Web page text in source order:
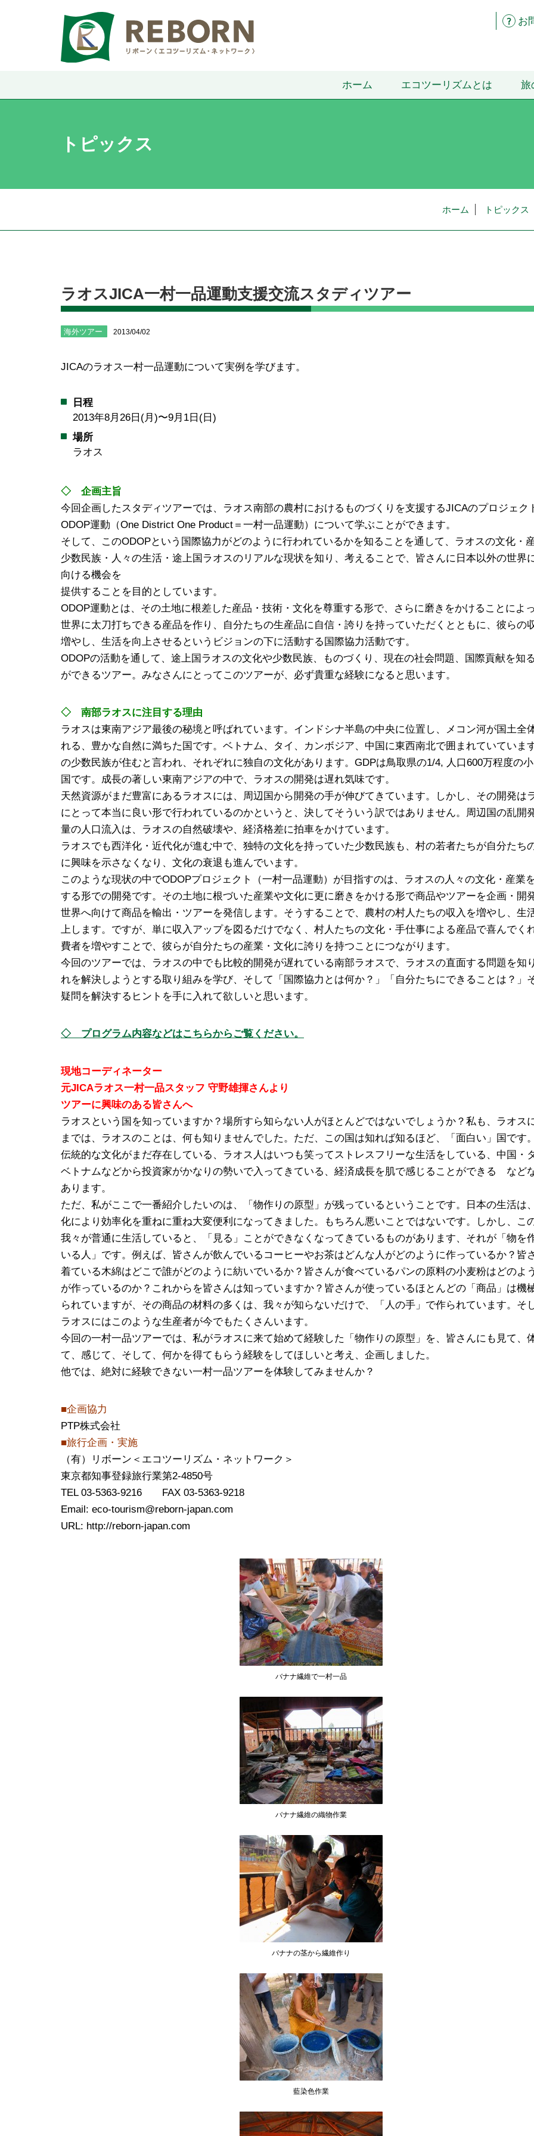
お
ホーム エコツーリズムとは 旅
トピックス
ホーム トピックス
ラオスJICA一村一品運動支援交流スタディツアー
海外ツアー 2013/04/02
JICAのラオス一村一品運動について実例を学びます。
日程
2013年8月26日(月)〜9月1日(日)
場所
ラオス
◇ 企画主旨
今回企画したスタディツアーでは、ラオス南部の農村におけるものづくりを支援するJICAのプロジェク
ODOP運動（One District One Product＝一村一品運動）について学ぶことができます。
そして、このODOPという国際協力がどのように行われているかを知ることを通して、ラオスの文化・
少数民族・人々の生活・途上国ラオスのリアルな現状を知り、考えることで、皆さんに日本以外の世界
向ける機会を
提供することを目的としています。
ODOP運動とは、その土地に根差した産品・技術・文化を尊重する形で、さらに磨きをかけることによ
世界に太刀打ちできる産品を作り、自分たちの生産品に自信・誇りを持っていただくとともに、彼らの
増やし、生活を向上させるというビジョンの下に活動する国際協力活動です。
ODOPの活動を通して、途上国ラオスの文化や少数民族、ものづくり、現在の社会問題、国際貢献を知
ができるツアー。みなさんにとってこのツアーが、必ず貴重な経験になると思います。
◇ 南部ラオスに注目する理由
ラオスは東南アジア最後の秘境と呼ばれています。インドシナ半島の中央に位置し、メコン河が国土全
れる、豊かな自然に満ちた国です。ベトナム、タイ、カンボジア、中国に東西南北で囲まれていていま
の少数民族が住むと言われ、それぞれに独自の文化があります。GDPは鳥取県の1/4, 人口600万程度の
国です。成長の著しい東南アジアの中で、ラオスの開発は遅れ気味です。
天然資源がまだ豊富にあるラオスには、周辺国から開発の手が伸びてきています。しかし、その開発は
にとって本当に良い形で行われているのかというと、決してそういう訳ではありません。周辺国の乱開
量の人口流入は、ラオスの自然破壊や、経済格差に拍車をかけています。
ラオスでも西洋化・近代化が進む中で、独特の文化を持っていた少数民族も、村の若者たちが自分たち
に興味を示さなくなり、文化の衰退も進んでいます。
このような現状の中でODOPプロジェクト（一村一品運動）が目指すのは、ラオスの人々の文化・産業
する形での開発です。その土地に根づいた産業や文化に更に磨きをかける形で商品やツアーを企画・開
世界へ向けて商品を輸出・ツアーを発信します。そうすることで、農村の村人たちの収入を増やし、生
上します。ですが、単に収入アップを図るだけでなく、村人たちの文化・手仕事による産品で喜んでく
費者を増やすことで、彼らが自分たちの産業・文化に誇りを持つことにつながります。
今回のツアーでは、ラオスの中でも比較的開発が遅れている南部ラオスで、ラオスの直面する問題を知
れを解決しようとする取り組みを学び、そして「国際協力とは何か？」「自分たちにできることは？」
疑問を解決するヒントを手に入れて欲しいと思います。
◇ プログラム内容などはこちらからご覧ください。
現地コーディネーター
元JICAラオス一村一品スタッフ 守野雄揮さんより
ツアーに興味のある皆さんへ
ラオスという国を知っていますか？場所すら知らない人がほとんどではないでしょうか？私も、ラオス
までは、ラオスのことは、何も知りませんでした。ただ、この国は知れば知るほど、「面白い」国です
伝統的な文化がまだ存在している、ラオス人はいつも笑ってストレスフリーな生活をしている、中国・
ベトナムなどから投資家がかなりの勢いで入ってきている、経済成長を肌で感じることができる など
あります。
ただ、私がここで一番紹介したいのは、「物作りの原型」が残っているということです。日本の生活は
化により効率化を重ねに重ね大変便利になってきました。もちろん悪いことではないです。しかし、こ
我々が普通に生活していると、「見る」ことができなくなってきているものがあります、それが「物を
いる人」です。例えば、皆さんが飲んでいるコーヒーやお茶はどんな人がどのように作っているか？皆
着ている木綿はどこで誰がどのように紡いでいるか？皆さんが食べているパンの原料の小麦粉はどのよ
が作っているのか？これからを皆さんは知っていますか？皆さんが使っているほとんどの「商品」は機
られていますが、その商品の材料の多くは、我々が知らないだけで、「人の手」で作られています。そ
ラオスにはこのような生産者が今でもたくさんいます。
今回の一村一品ツアーでは、私がラオスに来て始めて経験した「物作りの原型」を、皆さんにも見て、
て、感じて、そして、何かを得てもらう経験をしてほしいと考え、企画しました。
他では、絶対に経験できない一村一品ツアーを体験してみませんか？
■企画協力
PTP株式会社
■旅行企画・実施
（有）リボーン＜エコツーリズム・ネットワーク＞
東京都知事登録旅行業第2-4850号
TEL 03-5363-9216 FAX 03-5363-9218
Email: eco-tourism@reborn-japan.com
URL: http://reborn-japan.com
バナナ繊維で一村一品
バナナ繊維の織物作業
バナナの茎から繊維作り
藍染色作業